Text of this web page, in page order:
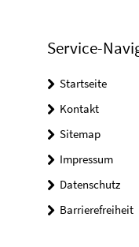
Service-
Startseite
Kontakt
Sitemap
Impressum
Datenschutz
Barrierefreiheit